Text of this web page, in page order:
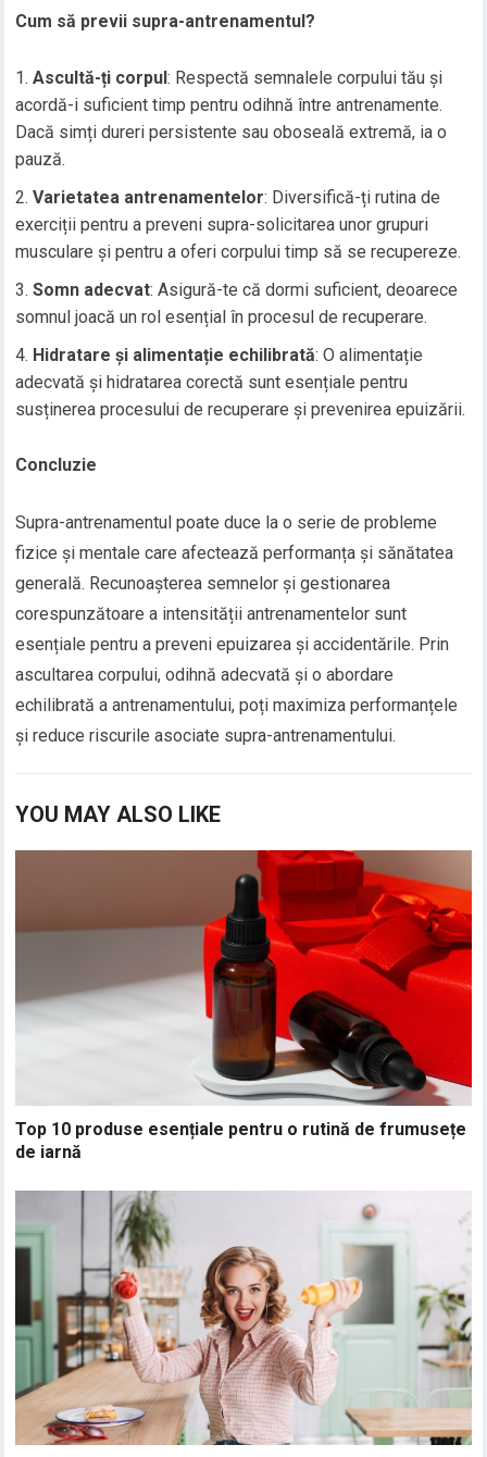
Cum să previi supra-antrenamentul?
Ascultă-ți corpul: Respectă semnalele corpului tău și
acordă-i suficient timp pentru odihnă între antrenamente.
Dacă simți dureri persistente sau oboseală extremă, ia o
pauză.
Varietatea antrenamentelor: Diversifică-ți rutina de
exerciții pentru a preveni supra-solicitarea unor grupuri
musculare și pentru a oferi corpului timp să se recupereze.
Somn adecvat: Asigură-te că dormi suficient, deoarece
somnul joacă un rol esențial în procesul de recuperare.
Hidratare și alimentație echilibrată: O alimentație
adecvată și hidratarea corectă sunt esențiale pentru
susținerea procesului de recuperare și prevenirea epuizării.
Concluzie
Supra-antrenamentul poate duce la o serie de probleme
fizice și mentale care afectează performanța și sănătatea
generală. Recunoașterea semnelor și gestionarea
corespunzătoare a intensității antrenamentelor sunt
esențiale pentru a preveni epuizarea și accidentările. Prin
ascultarea corpului, odihnă adecvată și o abordare
echilibrată a antrenamentului, poți maximiza performanțele
și reduce riscurile asociate supra-antrenamentului.
YOU MAY ALSO LIKE
Top 10 produse esențiale pentru o rutină de frumusețe
de iarnă